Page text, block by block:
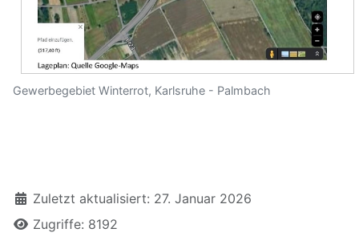
Gewerbegebiet Winterrot, Karlsruhe - Palmbach
Zuletzt aktualisiert: 27. Januar 2026
Zugriffe: 8192